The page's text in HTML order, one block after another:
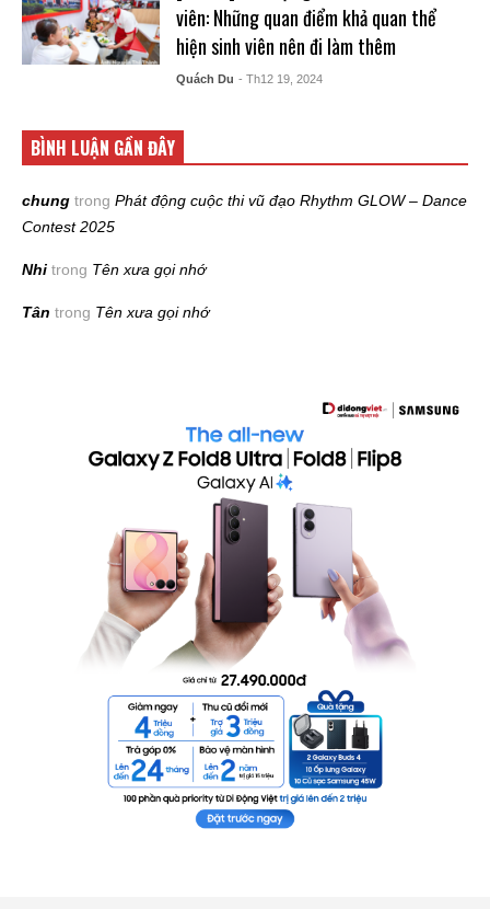
viên: Những quan điểm khả quan thể
hiện sinh viên nên đi làm thêm
Quách Du - Th12 19, 2024
BÌNH LUẬN GẦN ĐÂY
chung trong Phát động cuộc thi vũ đạo Rhythm GLOW – Dance
Contest 2025
Nhi trong Tên xưa gọi nhớ
Tân trong Tên xưa gọi nhớ